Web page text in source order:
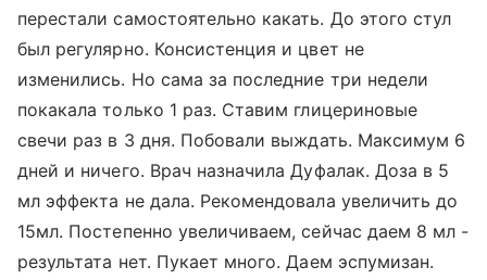
перестали самостоятельно какать. До этого стул
был регулярно. Консистенция и цвет не
изменились. Но сама за последние три недели
покакала только 1 раз. Ставим глицериновые
свечи раз в 3 дня. Побовали выждать. Максимум 6
дней и ничего. Врач назначила Дуфалак. Доза в 5
мл эффекта не дала. Рекомендовала увеличить до
15мл. Постепенно увеличиваем, сейчас даем 8 мл -
результата нет. Пукает много. Даем эспумизан.